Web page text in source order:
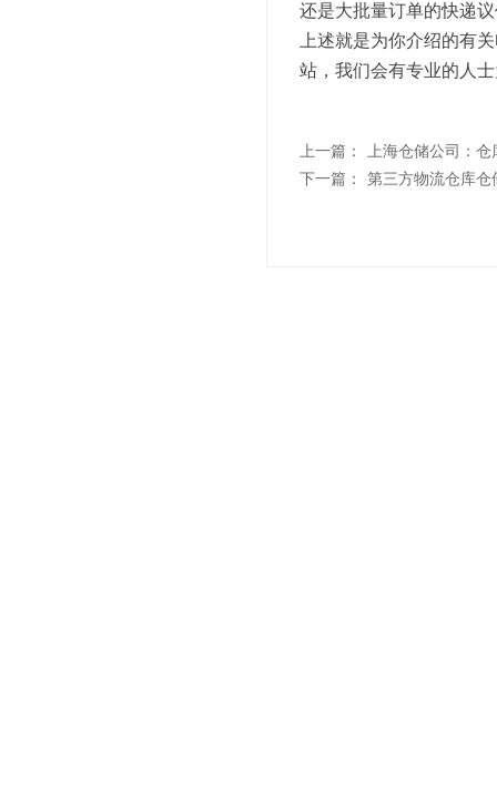
还是大批量订单的快递
上述就是为你介绍的有
站，我们会有专业的人
上一篇：
上海仓储公司：仓
下一篇：
第三方物流仓库仓